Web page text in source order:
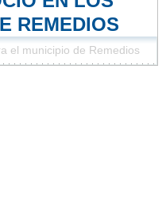
REMEDIOS
el municipio de Remedios